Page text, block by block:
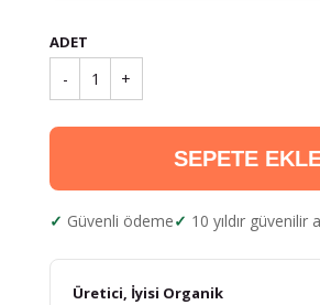
ADET
- 1 +
SEPETE
Güvenli ödeme 10 yıldır güvenilir
Üretici, İyisi Organik